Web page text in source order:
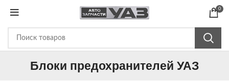
0
Блоки предохранителей УАЗ